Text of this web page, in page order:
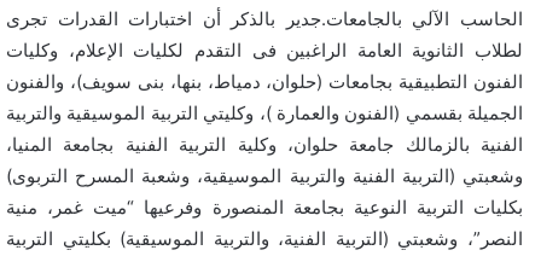
الحاسب الآلي بالجامعات.جدير بالذكر أن اختبارات القدرات تجرى
لطلاب الثانوية العامة الراغبين فى التقدم لكليات الإعلام، وكليات
الفنون التطبيقية بجامعات (حلوان، دمياط، بنها، بنى سويف)، والفنون
الجميلة بقسمي (الفنون والعمارة )، وكليتي التربية الموسيقية والتربية
الفنية بالزمالك جامعة حلوان، وكلية التربية الفنية بجامعة المنيا،
وشعبتي (التربية الفنية والتربية الموسيقية، وشعبة المسرح التربوى)
بكليات التربية النوعية بجامعة المنصورة وفرعيها “ميت غمر، منية
النصر”، وشعبتي (التربية الفنية، والتربية الموسيقية) بكليتي التربية